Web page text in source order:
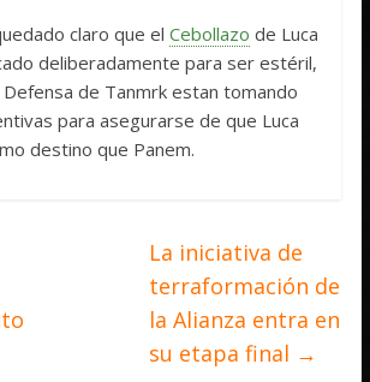
claro que elCebollazo de Luca
deliberadamente para ser estéril,
de Tanmrk estan tomando
para asegurarse de que Luca
destino que Panem.
La iniciativa de
terraformación de
la Alianza entra en
su etapa final →